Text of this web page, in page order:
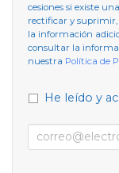
cesiones si existe
rectificar y suprimir,
la información
consultar la
nuestra Política de
He leído y